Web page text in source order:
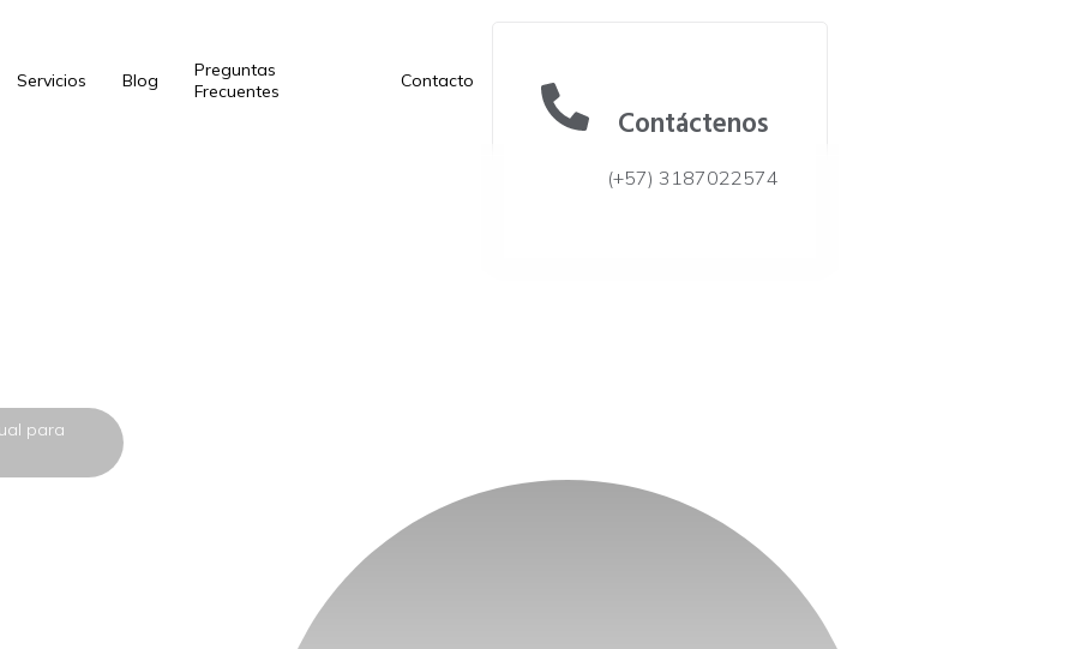
Servicios Blog
Preguntas
Frecuentes
Contacto
Contáctenos
(+57) 3187022574
para